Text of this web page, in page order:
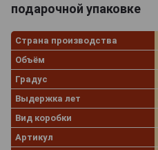
подарочной упаковке
Страна производства
Объём
Градус
Выдержка лет
Вид коробки
Артикул